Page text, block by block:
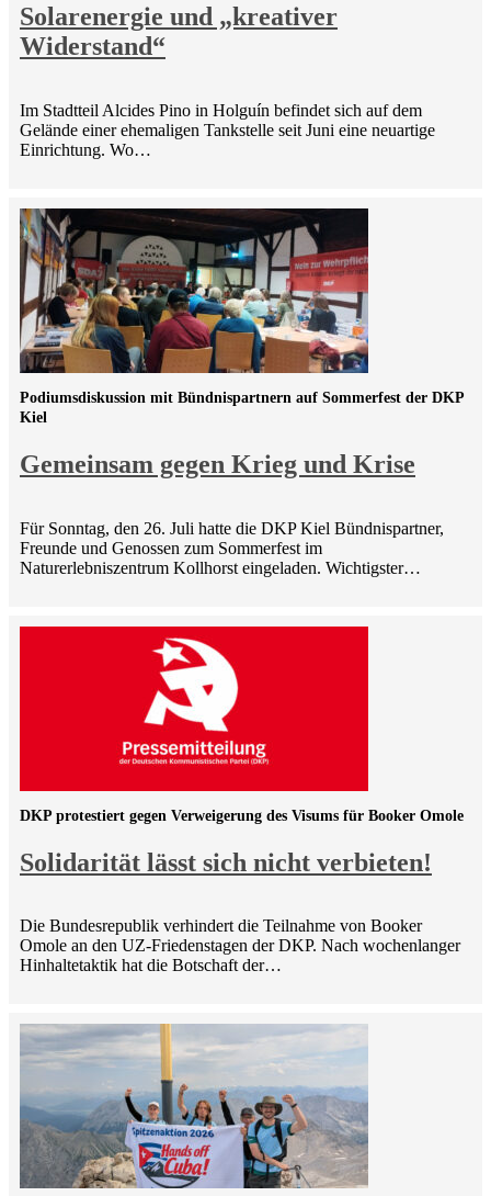
Solarenergie und „kreativer
Widerstand“
Im Stadtteil Alcides Pino in Holguín befindet sich auf dem
Gelände einer ehemaligen Tankstelle seit Juni eine neuartige
Einrichtung. Wo…
Gemeinsam gegen Krieg und Krise
Podiumsdiskussion mit Bündnispartnern auf Sommerfest der DKP
Kiel
Für Sonntag, den 26. Juli hatte die DKP Kiel Bündnispartner,
Freunde und Genossen zum Sommerfest im
Naturerlebniszentrum Kollhorst eingeladen. Wichtigster…
Solidarität lässt sich nicht verbieten!
DKP protestiert gegen Verweigerung des Visums für Booker Omole
Die Bundesrepublik verhindert die Teilnahme von Booker
Omole an den UZ-Friedenstagen der DKP. Nach wochenlanger
Hinhaltetaktik hat die Botschaft der…